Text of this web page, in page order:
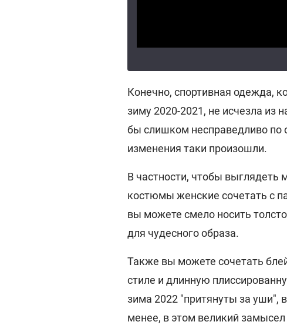
Конечно, спортивная одежда,
зиму 2020-2021, не исчезла из
бы слишком несправедливо
изменения таки произошли.
В частности, чтобы выглядеть
костюмы женские сочетать с
вы можете смело носить
для чудесного образа.
Также вы можете сочетать
стиле и длинную
зима 2022 "притянуты за уши",
менее, в этом великий